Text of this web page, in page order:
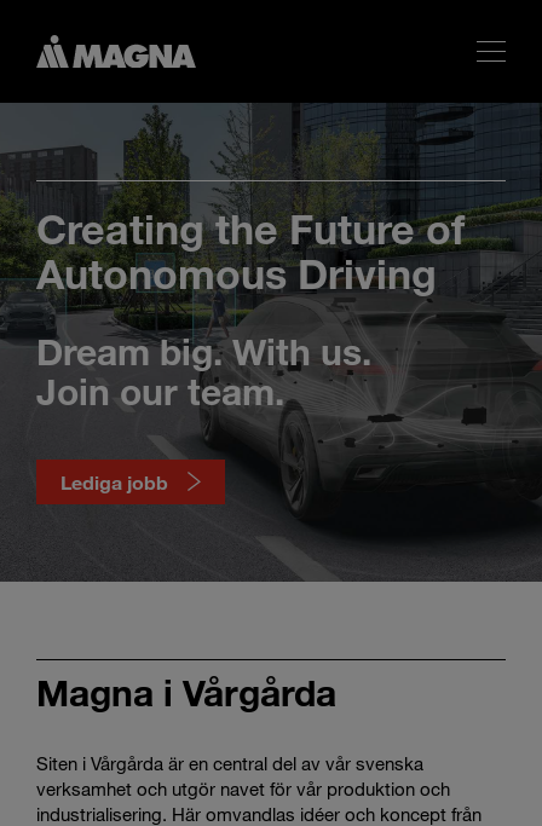
search
Search
Creating the Future of
Autonomous Driving
Dream big. With us.
Join our team.
Lediga jobb
Magna i Vårgårda
Siten i Vårgårda är en central del av vår svenska
verksamhet och utgör navet för vår produktion och
industrialisering. Här omvandlas idéer och koncept från